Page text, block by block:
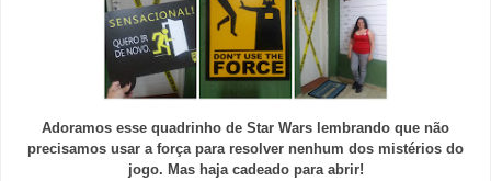
Adoramos esse quadrinho de Star Wars lembrando que não
precisamos usar a força para resolver nenhum dos mistérios do
jogo. Mas haja cadeado para abrir!